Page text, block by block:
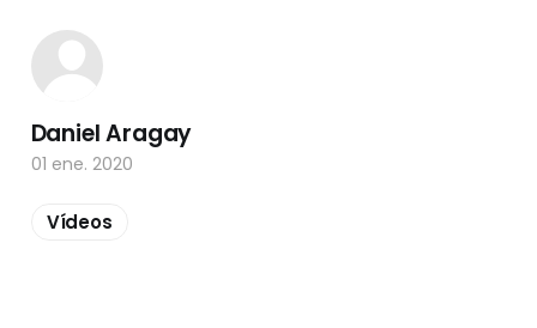
Daniel Aragay
01 ene. 2020
Vídeos